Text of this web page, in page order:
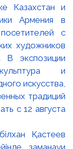
Казахстан и
Армения в
с
художников
В экспозиции
и
искусства,
традиций
с 12 августа